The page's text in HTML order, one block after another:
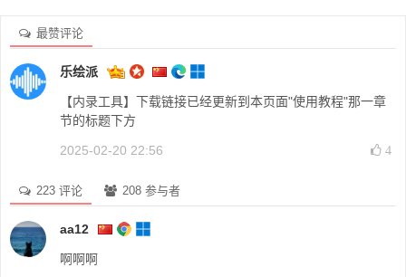
最赞评论
乐绘派
【内录工具】下载链接已经更新到本页面"使用教程"那一章
节的标题下方
2025-02-20 22:56 4
223 评论 208 参与者
aa12
啊啊啊